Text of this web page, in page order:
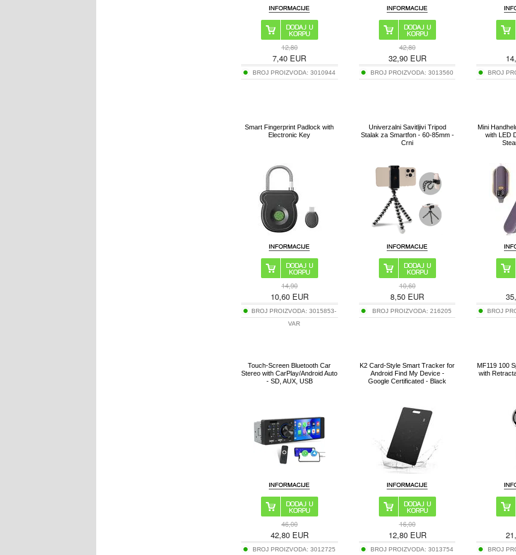
12,80
7,40 EUR
BROJ PROIZVODA: 3010944
42,80
32,90EUR
BROJ PROIZVODA: 3013560 BROJ
Smart Fingerprint Padlock with
Electronic Key
14,90
10,60EUR
BROJ PROIZVODA:3015853-
VAR
Univerzalni Savitljivi Tripod
Stalak za Smartfon - 60-85mm -
Crni
10,60
8,50 EUR
BROJ PROIZVODA: 216205
Mini
with LED
BROJ
Touch-Screen Bluetooth Car
Stereo with CarPlay/Android Auto
- SD, AUX, USB
46,00
42,80EUR
BROJ PROIZVODA: 3012725
K2 Card-Style Smart Tracker for
Android Find My Device -
Google Certificated - Black
16,00
12,80EUR
BROJ PROIZVODA: 3013754
MF119 100
with
BROJ